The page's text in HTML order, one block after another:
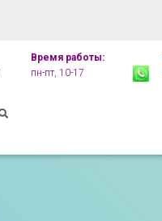
Время работы:
пн-пт, 10-17